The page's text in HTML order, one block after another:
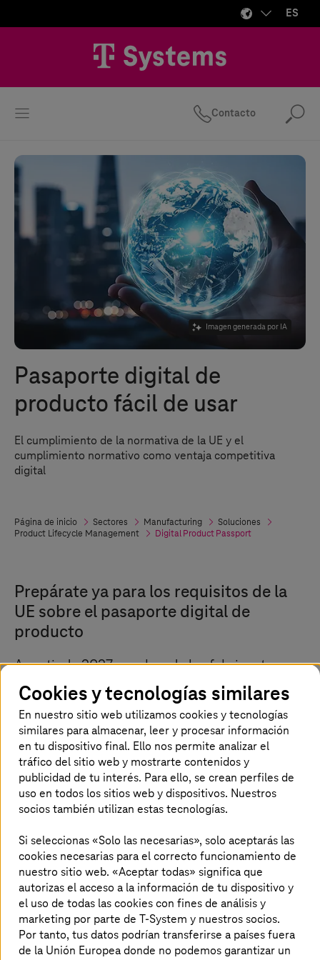
ES
Contacto
Imagen generada por IA
Pasaporte digital de
producto fácil de usar
El cumplimiento de la normativa de la UE y el
cumplimiento normativo como ventaja competitiva
digital
Página de inicio Sectores Manufacturing
Soluciones
Product Lifecycle Management
Digital Product Passport
Prepárate ya para los requisitos de la
UE sobre el pasaporte digital de
producto
A partir de 2027, muchos de los fabricantes que
venden sus productos en la Unión Europea (UE)
deberán facilitar un pasaporte digital de
producto (DPP). Esto es un gemelo digital que
contiene todos los datos pertinentes
relacionados con la sostenibilidad y el ciclo de
vida del producto.T-Systems simplifica su
introducción con una solución modular lista
para usar: el Digital Product Passport.
Recopila, gestiona y comparte los datos de tus
productos de forma segura y aprovecha las
ventajas comerciales que esto conlleva.
Crear seguridad jurídica y trabajar de
forma más eficiente
Cookies y tecnologías similares
En nuestro sitio web utilizamos cookies y tecnologías
similares para almacenar, leer y procesar información
en tu dispositivo final. Ello nos permite analizar el
tráfico del sitio web y mostrarte contenidos y
publicidad de tu interés. Para ello, se crean perfiles de
uso en todos los sitios web y dispositivos. Nuestros
socios también utilizan estas tecnologías.
Si seleccionas «Solo las necesarias», solo aceptarás las
cookies necesarias para el correcto funcionamiento de
nuestro sitio web. «Aceptar todas» significa que
autorizas el acceso a la información de tu dispositivo y
el uso de todas las cookies con fines de análisis y
marketing por parte de T-System y nuestros socios.
Por tanto, tus datos podrían transferirse a países fuera
de la Unión Europea donde no podemos garantizar un